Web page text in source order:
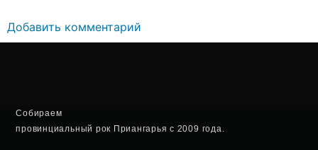
Добавить комментарий
Собираем
провинциальный рок Приангарья с 2009 года.